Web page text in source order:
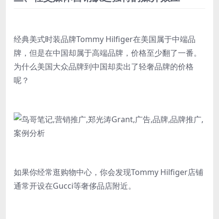
经典美式时装品牌Tommy Hilfiger在美国属于中端品
牌，但是在中国却属于高端品牌，价格至少翻了一番。
为什么美国大众品牌到中国却卖出了轻奢品牌的价格
呢？
如果你经常逛购物中心，你会发现Tommy Hilfiger店铺
通常开设在Gucci等奢侈品店附近。